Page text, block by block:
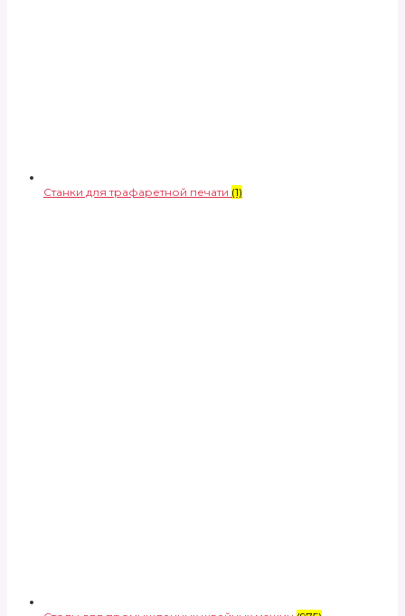
Станки для трафаретной печати (1)